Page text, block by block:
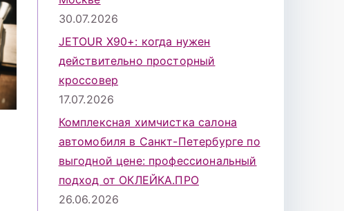
30.07.2026
JETOUR X90+: когда нужен
действительно просторный
кроссовер
17.07.2026
Комплексная химчистка салона
автомобиля в Санкт-Петербурге по
выгодной цене: профессиональный
подход от ОКЛЕЙКА.ПРО
26.06.2026